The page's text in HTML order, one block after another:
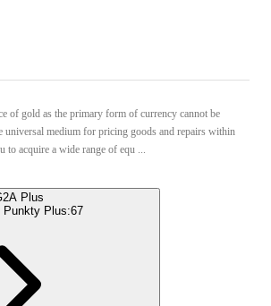
of gold as the primary form of currency cannot be
universal medium for pricing goods and repairs within
to acquire a wide range of equ ...
Plus
Punkty Plus:67